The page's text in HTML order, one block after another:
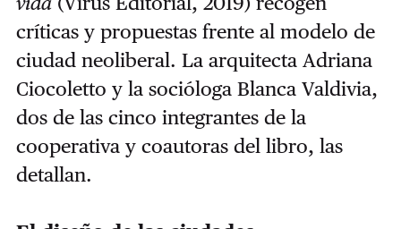
críticas y propuestas frente al modelo de
ciudad neoliberal. La arquitecta Adriana
Ciocoletto y la socióloga Blanca Valdivia,
dos de las cinco integrantes de la
cooperativa y coautoras del libro, las
detallan.